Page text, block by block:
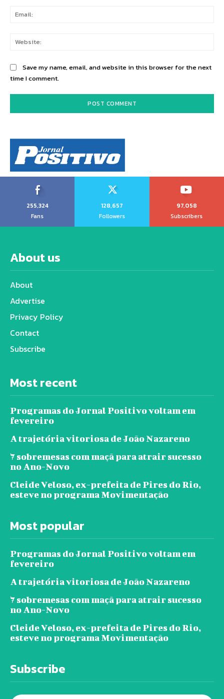
Save my name, email, and website in this browser for the next
time I comment.
255,324
Fans
128,657
Followers
97,058
Subscribers
About us
About
Advertise
Privacy Policy
Contact
Subscribe
Most recent
Programas do Jornal Positivo voltam em
fevereiro
A trajetória vitoriosa de João Nazareno
7 sobremesas com maçã para atrair sucesso
no Ano-Novo
Cleide Veloso, ex-prefeita de Pires do Rio,
esteve no programa Movimentação
Most popular
Programas do Jornal Positivo voltam em
fevereiro
A trajetória vitoriosa de João Nazareno
7 sobremesas com maçã para atrair sucesso
no Ano-Novo
Cleide Veloso, ex-prefeita de Pires do Rio,
esteve no programa Movimentação
Subscribe